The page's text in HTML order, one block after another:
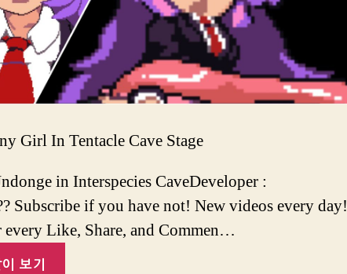
Girl In Tentacle Cave Stage
in Interspecies CaveDeveloper :
Subscribe if you have not! New videos every day!
every Like, Share, and Commen…
보기